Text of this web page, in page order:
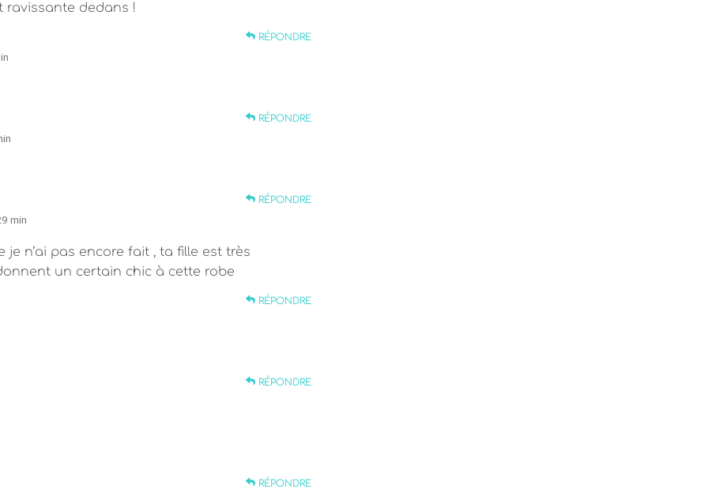
ravissante dedans !
RÉPONDRE
RÉPONDRE
RÉPONDRE
min
je n’ai pas encore fait , ta fille est très
un certain chic à cette robe
RÉPONDRE
RÉPONDRE
RÉPONDRE